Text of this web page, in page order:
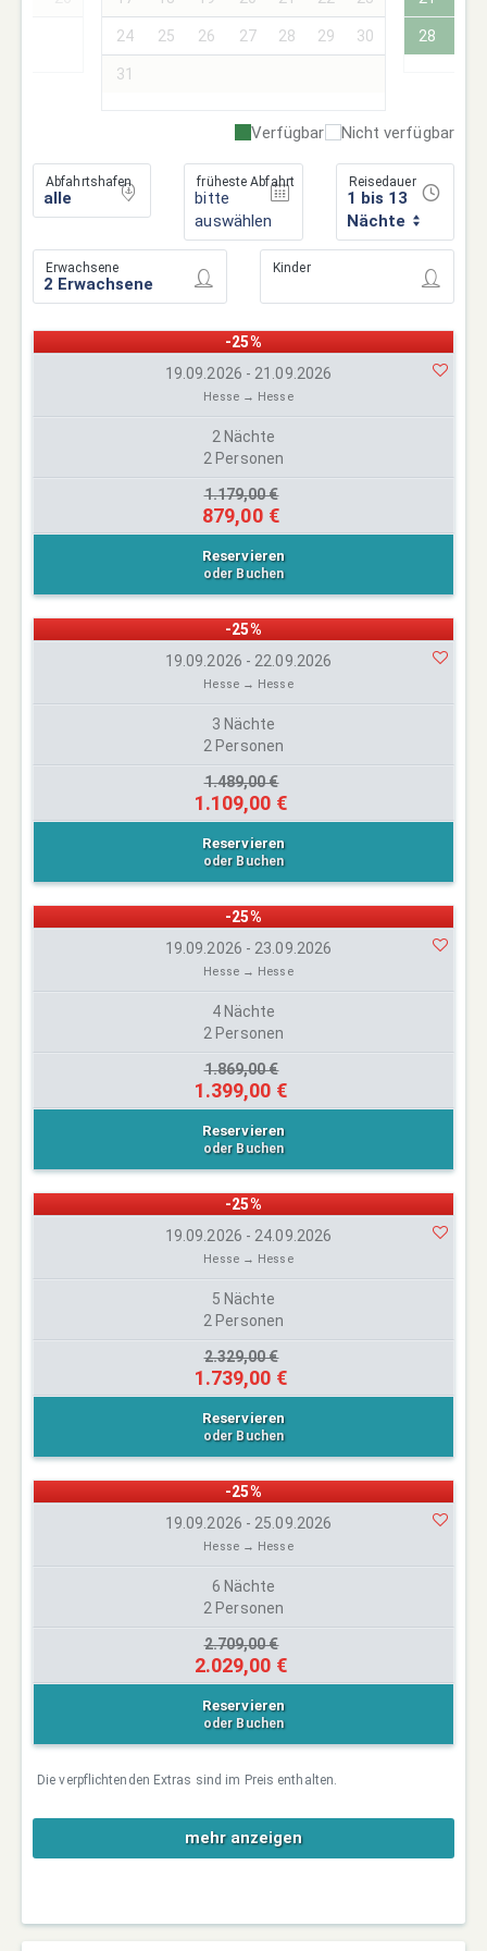
24 25 26 27 28 29 30
31
28
Verfügbar Nicht verfügbar
Abfahrtshafen früheste Abfahrt
bitte
auswählen
Reisedauer
1 bis 13
Nächte
Erwachsene Kinder
-25%
19.09.2026 - 21.09.2026
Hesse → Hesse
2 Nächte
2 Personen
1.179,00 €
879,00 €
Reservieren
oder Buchen
-25%
19.09.2026 - 22.09.2026
Hesse → Hesse
3 Nächte
2 Personen
1.489,00 €
1.109,00 €
Reservieren
oder Buchen
-25%
19.09.2026 - 23.09.2026
Hesse → Hesse
4 Nächte
2 Personen
1.869,00 €
1.399,00 €
Reservieren
oder Buchen
-25%
19.09.2026 - 24.09.2026
Hesse → Hesse
5 Nächte
2 Personen
2.329,00 €
1.739,00 €
Reservieren
oder Buchen
-25%
19.09.2026 - 25.09.2026
Hesse → Hesse
6 Nächte
2 Personen
2.709,00 €
2.029,00 €
Reservieren
oder Buchen
Die verpflichtenden Extras sind im Preis enthalten.
mehr anzeigen